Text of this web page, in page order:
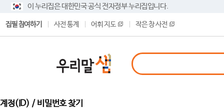
이 누리집은 대한민국 공식 전자정부 누리집입니다.
집필 참여하기 사전 통계 어휘 지도 작은 창 사전
계정(ID) / 비밀번호 찾기